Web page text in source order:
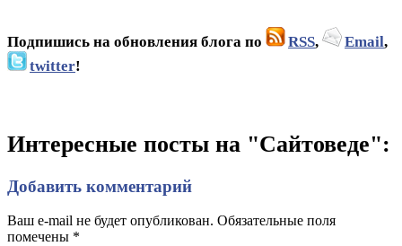
Подпишись на обновления блога по RSS, Email,
twitter!
Интересные посты на "Сайтоведе":
Добавить комментарий
Ваш e-mail не будет опубликован. Обязательные поля
помечены *